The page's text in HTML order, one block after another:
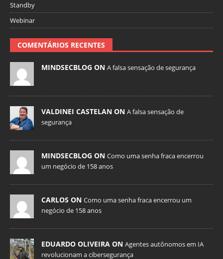
Standby
Webinar
COMENTÁRIOS RECENTES
MINDSECBLOG ON A falsa sensação de segurança
VALDINEI CASTELAN ON A falsa sensação de
segurança
MINDSECBLOG ON Como uma senha fraca encerrou
um negócio de 158 anos
CARLOS ON Como uma senha fraca encerrou um
negócio de 158 anos
EDUARDO OLIVEIRA ON Agentes autônomos em IA
revolucionam a cibersegurança